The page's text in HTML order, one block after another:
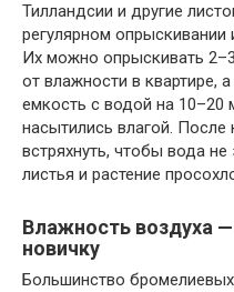
Тилландсии и другие
регулярном опрыскивании
Их можно опрыскивать
от влажности в квартире,
емкость с водой на 10–20
насытились влагой. После
встряхнуть, чтобы вода
листья и растение
Влажность воздуха
новичку
Большинство